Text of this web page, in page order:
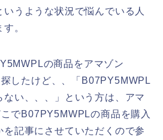
うような状況で悩んでいる人
。
の商品をアマゾン
したけど、、「B07PY5MWPL
い、、、」という方は、アマ
でB07PY5MWPLの商品を購入
記事にさせていただくので参